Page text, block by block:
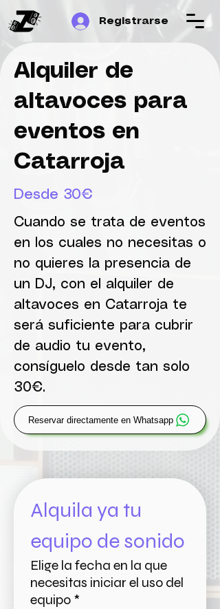
Registrarse
Alquiler de
altavoces para
eventos en
Catarroja
Desde 30€
Cuando se trata de eventos
en los cuales no necesitas o
no quieres la presencia de
un DJ, con el alquiler de
altavoces en Catarroja te
será suficiente para cubrir
de audio tu evento,
consíguelo desde tan solo
30€.
Reservar directamente en Whatsapp
Alquila ya tu
equipo de sonido
Elige la fecha en la que
necesitas iniciar el uso del
equipo *